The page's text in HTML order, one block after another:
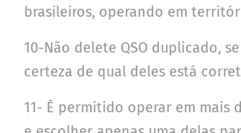
brasileiros, operando em
10-Não delete QSO duplicado,
certeza de qual deles está
11- É permitido operar em mais